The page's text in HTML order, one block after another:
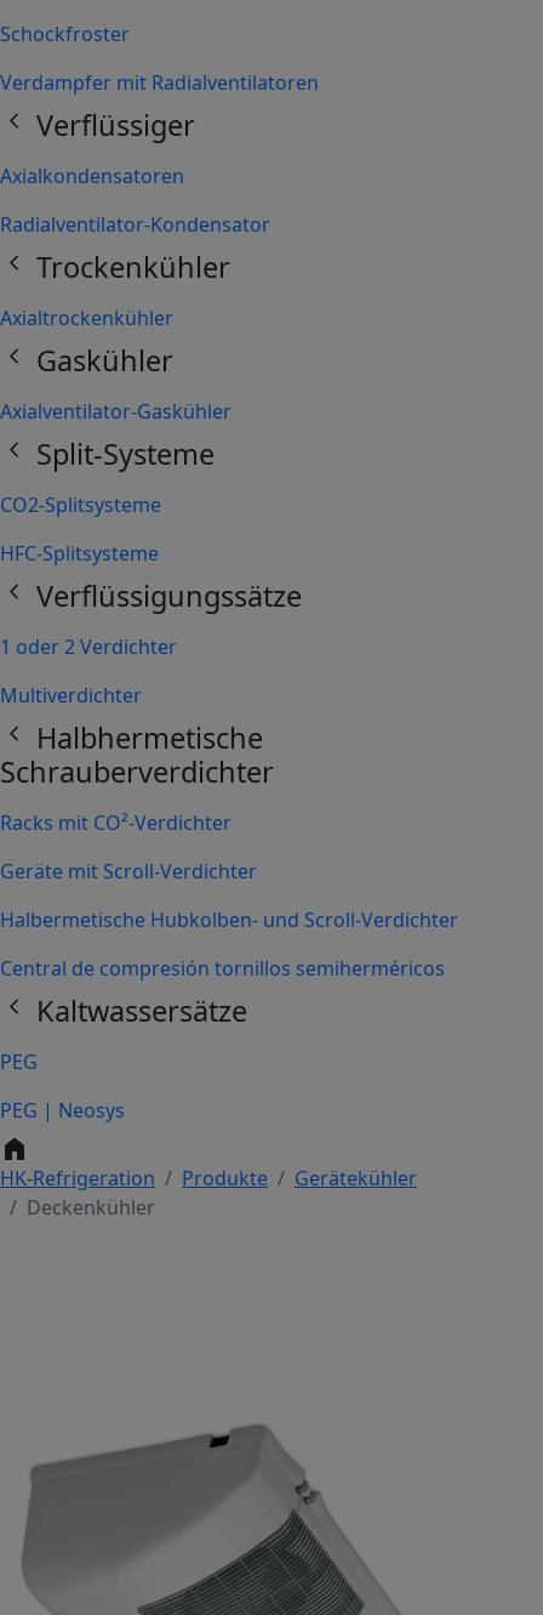
Schockfroster
Verdampfer mit Radialventilatoren
chevron_left Verflüssiger
Axialkondensatoren
Radialventilator-Kondensator
chevron_left Trockenkühler
Axialtrockenkühler
chevron_left Gaskühler
Axialventilator-Gaskühler
chevron_left Split-Systeme
CO2-Splitsysteme
HFC-Splitsysteme
chevron_left Verflüssigungssätze
1 oder 2 Verdichter
Multiverdichter
chevron_left
Halbhermetische
Schrauberverdichter
Racks mit CO²-Verdichter
Geräte mit Scroll-Verdichter
Halbermetische Hubkolben- und Scroll-Verdichter
Central de compresión tornillos semiherméricos
chevron_left Kaltwassersätze
PEG
PEG | Neosys
home
HK-Refrigeration Produkte
Gerätekühler
Deckenkühler